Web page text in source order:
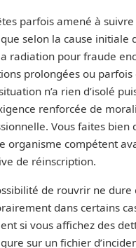
parfois amené à
selon la cause initiale
radiation pour fraude
prolongées ou parfois
n’a rien d’isolé
renforcée de
Vous faites bien
organisme compétent
de réinscription.
de rouvrir ne dure
dans certains
si vous affichez des
sur un fichier